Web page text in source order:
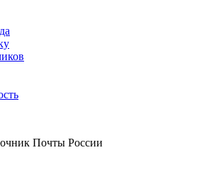
Почты России